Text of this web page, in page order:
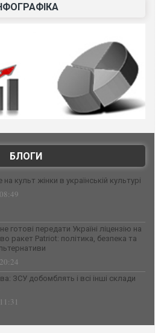
БЛОГИ
культ жінки в українській культурі
готові передати Україні ліцензію на
ракет Patriot: політика, безпека та
ЗСУ добомблять і всі інші склади